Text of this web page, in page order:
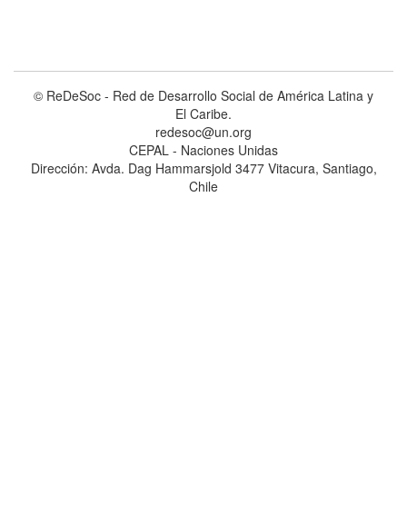
© ReDeSoc - Red de Desarrollo Social de América Latina y
El Caribe.
redesoc@un.org
CEPAL - Naciones Unidas
Dirección: Avda. Dag Hammarsjold 3477 Vitacura, Santiago,
Chile